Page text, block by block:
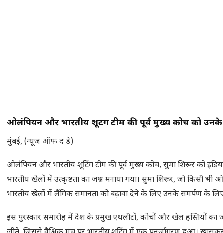
ओलंपियन और भारतीय शूटिंग टीम की पूर्व मुख्य कोच को उनके
मुंबई, (न्यूज ऑफ द डे)
ओलंपियन और भारतीय शूटिंग टीम की पूर्व मुख्य कोच, सुमा शिरूर को इंडियन
भारतीय खेलों में उत्कृष्टता का जश्न मनाया गया। सुमा शिरूर, जो किसी
भारतीय खेलों में लैंगिक समानता को बढ़ावा देने के लिए उनके समर्पण के लिए
इस पुरस्कार समारोह में देश के प्रमुख एथलीटों, कोचों और खेल हस्तियों